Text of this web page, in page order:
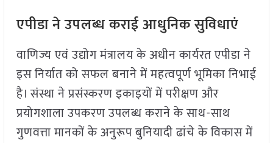
एपीडा ने उपलब्ध कराई आधुनिक सुविधाएं
वाणिज्य एवं उद्योग मंत्रालय के अधीन कार्यरत एपीडा ने
इस निर्यात को सफल बनाने में महत्वपूर्ण भूमिका निभाई
है। संस्था ने प्रसंस्करण इकाइयों में परीक्षण और
प्रयोगशाला उपकरण उपलब्ध कराने के साथ-साथ
गुणवत्ता मानकों के अनुरूप बुनियादी ढांचे के विकास में